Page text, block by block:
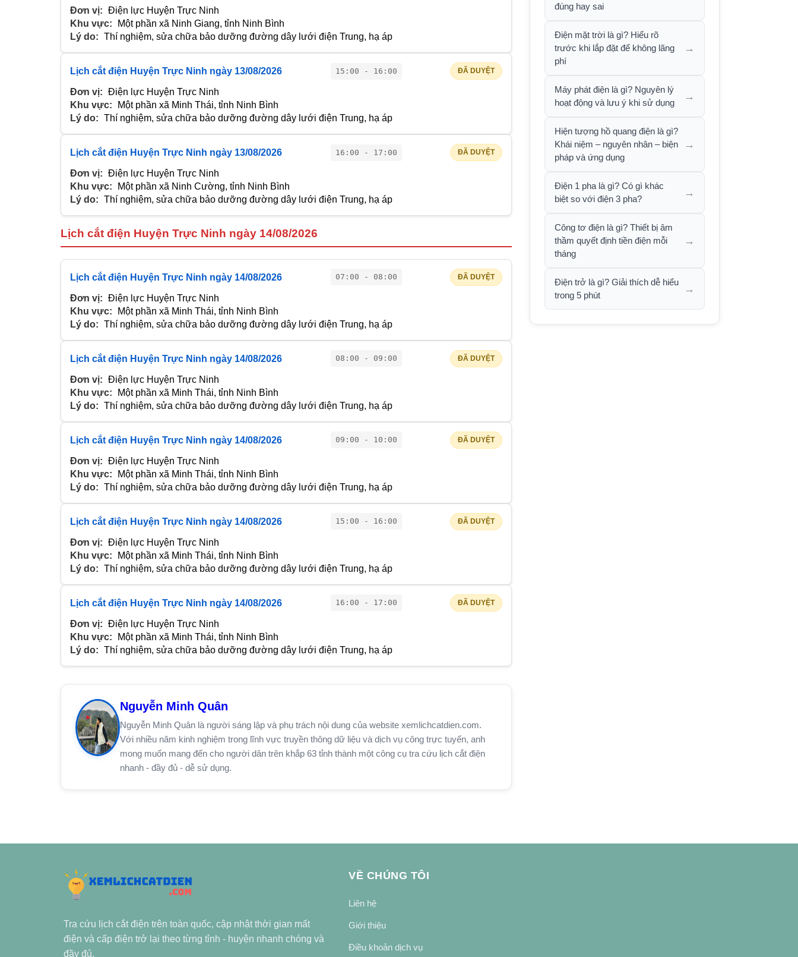
Đơn vị: Điện lực Huyện Trực Ninh
Khu vực:
Một phần xã Ninh Giang, tỉnh Ninh Bình
Lý do: Thí nghiệm, sửa chữa bảo dưỡng đường dây lưới điện Trung, hạ áp
Lịch cắt điện Huyện Trực Ninh ngày 13/08/2026 15:00 - 16:00 ĐÃ DUYỆT
Đơn vị: Điện lực Huyện Trực Ninh
Khu vực:
Một phần xã Minh Thái, tỉnh Ninh Bình
Lý do: Thí nghiệm, sửa chữa bảo dưỡng đường dây lưới điện Trung, hạ áp
Lịch cắt điện Huyện Trực Ninh ngày 13/08/2026 16:00 - 17:00 ĐÃ DUYỆT
Đơn vị: Điện lực Huyện Trực Ninh
Khu vực:
Một phần xã Ninh Cường, tỉnh Ninh Bình
Lý do: Thí nghiệm, sửa chữa bảo dưỡng đường dây lưới điện Trung, hạ áp
Lịch cắt điện Huyện Trực Ninh ngày 14/08/2026
Lịch cắt điện Huyện Trực Ninh ngày 14/08/2026 07:00 - 08:00 ĐÃ DUYỆT
Đơn vị: Điện lực Huyện Trực Ninh
Khu vực:
Một phần xã Minh Thái, tỉnh Ninh Bình
Lý do: Thí nghiệm, sửa chữa bảo dưỡng đường dây lưới điện Trung, hạ áp
Lịch cắt điện Huyện Trực Ninh ngày 14/08/2026 08:00 - 09:00 ĐÃ DUYỆT
Đơn vị: Điện lực Huyện Trực Ninh
Khu vực:
Một phần xã Minh Thái, tỉnh Ninh Bình
Lý do: Thí nghiệm, sửa chữa bảo dưỡng đường dây lưới điện Trung, hạ áp
Lịch cắt điện Huyện Trực Ninh ngày 14/08/2026 09:00 - 10:00 ĐÃ DUYỆT
Đơn vị: Điện lực Huyện Trực Ninh
Khu vực:
Một phần xã Minh Thái, tỉnh Ninh Bình
Lý do: Thí nghiệm, sửa chữa bảo dưỡng đường dây lưới điện Trung, hạ áp
Lịch cắt điện Huyện Trực Ninh ngày 14/08/2026 15:00 - 16:00 ĐÃ DUYỆT
Đơn vị: Điện lực Huyện Trực Ninh
Khu vực:
Một phần xã Minh Thái, tỉnh Ninh Bình
Lý do: Thí nghiệm, sửa chữa bảo dưỡng đường dây lưới điện Trung, hạ áp
Lịch cắt điện Huyện Trực Ninh ngày 14/08/2026 16:00 - 17:00 ĐÃ DUYỆT
Đơn vị: Điện lực Huyện Trực Ninh
Khu vực:
Một phần xã Minh Thái, tỉnh Ninh Bình
Lý do: Thí nghiệm, sửa chữa bảo dưỡng đường dây lưới điện Trung, hạ áp
Nguyễn Minh Quân
Nguyễn Minh Quân là người sáng lập và phụ trách nội dung của website xemlichcatdien.com.
Với nhiều năm kinh nghiệm trong lĩnh vực truyền thông dữ liệu và dịch vụ công trực tuyến, anh
mong muốn mang đến cho người dân trên khắp 63 tỉnh thành một công cụ tra cứu lịch cắt điện
nhanh - đầy đủ - dễ sử dụng.
đúng hay sai
Điện mặt trời là gì? Hiểu rõ
trước khi lắp đặt để không lãng
phí
→
Máy phát điện là gì? Nguyên lý
hoạt động và lưu ý khi sử dụng
→
Hiện tượng hồ quang điện là gì?
Khái niệm – nguyên nhân – biện
pháp và ứng dụng
→
Điện 1 pha là gì? Có gì khác
biệt so với điện 3 pha?
→
Công tơ điện là gì? Thiết bị âm
thầm quyết định tiền điện mỗi
tháng
→
Điện trở là gì? Giải thích dễ hiểu
trong 5 phút
→
Tra cứu lịch cắt điện trên toàn quốc, cập nhật thời gian mất
điện và cấp điện trở lại theo từng tỉnh - huyện nhanh chóng và
đầy đủ.
VỀ CHÚNG TÔI
Liên hệ
Giới thiệu
Điều khoản dịch vụ